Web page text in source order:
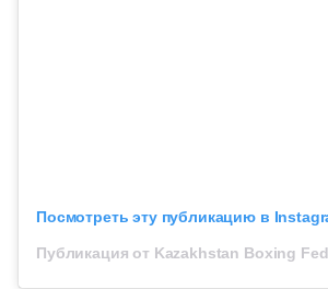
Посмотреть эту публикацию в